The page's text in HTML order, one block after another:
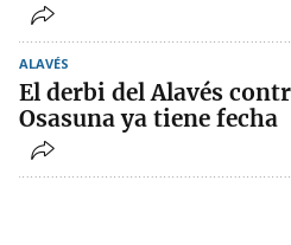
ALAVÉS
El derbi del Alavés
Osasuna ya tiene fecha